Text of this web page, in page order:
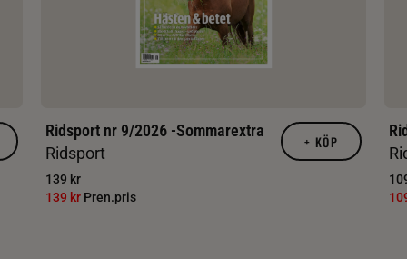
Ridsport nr 9/2026 -Sommarextra
Ridsport
139 kr
139 kr Pren.pris
+ KÖP